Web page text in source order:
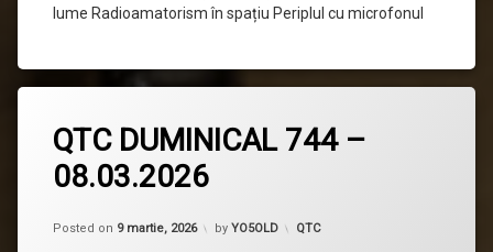
lume Radioamatorism în spațiu Periplul cu microfonul
QTC DUMINICAL 744 –
08.03.2026
Posted on 9 martie, 2026 by YO5OLD Categorii:
QTC
un
comentariu
la
QTC
744